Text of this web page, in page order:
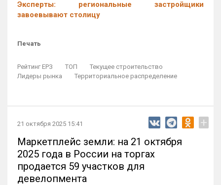
Эксперты: региональные застройщики
завоевывают столицу
Печать
Рейтинг ЕРЗ ТОП
Текущее строительство
Лидеры рынка
Территориальное распределение
21 октября 2025 15:41 +
Маркетплейс земли: на 21 октября
2025 года в России на торгах
продается 59 участков для
девелопмента